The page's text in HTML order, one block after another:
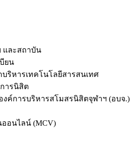
และสถาบัน
ยน
บริหารเทคโนโลยีสารสนเทศ
ารนิสิต
งค์การบริหารสโมสรนิสิตจุฬาฯ (อบจ.)
ออนไลน์ (MCV)